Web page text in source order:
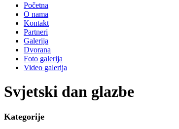
Početna
O nama
Kontakt
Partneri
Galerija
Dvorana
Foto galerija
Video galerija
Svjetski dan glazbe
Kategorije